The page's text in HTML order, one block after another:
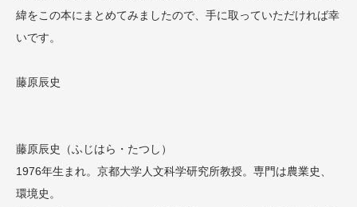
緯をこの本にまとめてみましたので、手に取っていただければ幸
いです。
藤原辰史
藤原辰史（ふじはら・たつし）
1976年生まれ。京都大学人文科学研究所教授。専門は農業史、
環境史。